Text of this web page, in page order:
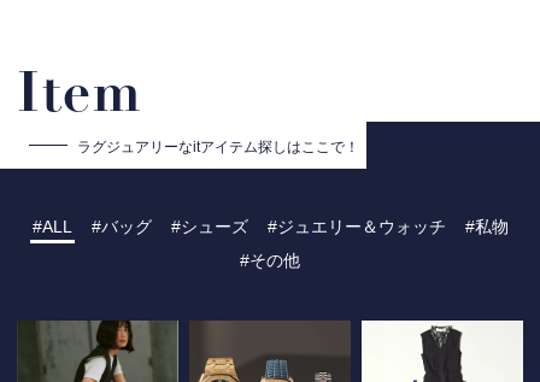
Item
ラグジュアリーなitアイテム探しはここで！
ALL バッグ シューズ ジュエリー＆ウォッチ
私物
その他